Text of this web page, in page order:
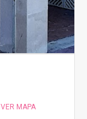
VER MAPA